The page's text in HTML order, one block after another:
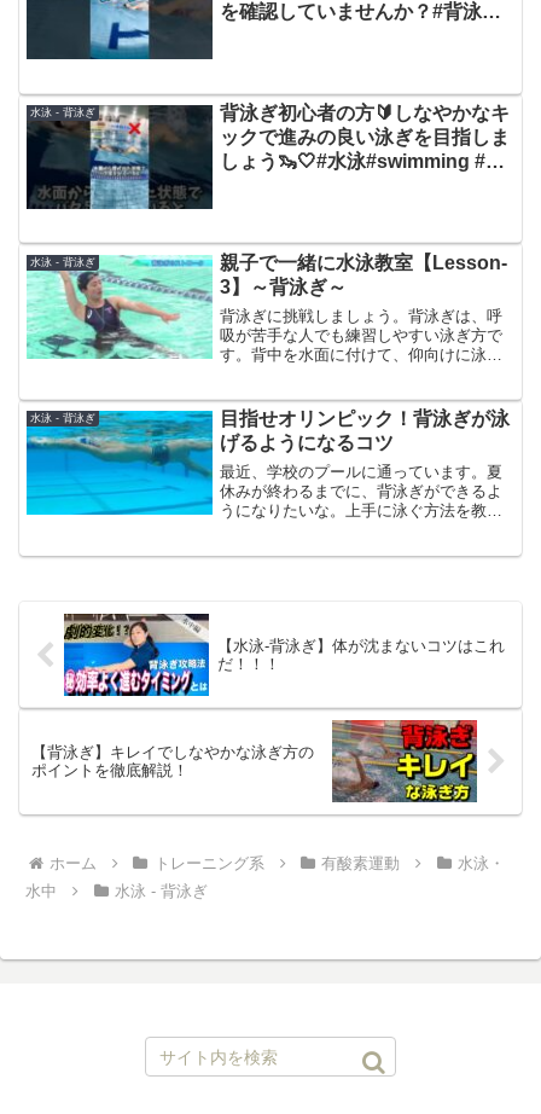
を確認していませんか？#背泳ぎ#
水泳 - 背泳ぎ
背泳ぎ初心者の方🔰しなやかなキ
ックで進みの良い泳ぎを目指しま
しょう🦦🤍#水泳#swimming #プ
水泳 - 背泳ぎ
親子で一緒に水泳教室【Lesson-
3】～背泳ぎ～
背泳ぎに挑戦しましょう。背泳ぎは、呼
吸が苦手な人でも練習しやすい泳ぎ方で
す。背中を水面に付けて、仰向けに泳ぎ
ら、マスターしやすい泳ぎ方です。
水泳 - 背泳ぎ
目指せオリンピック！背泳ぎが泳
げるようになるコツ
最近、学校のプールに通っています。夏
休みが終わるまでに、背泳ぎができるよ
うになりたいな。上手に泳ぐ方法を教え
【水泳-背泳ぎ】体が沈まないコツはこれ
だ！！！
【背泳ぎ】キレイでしなやかな泳ぎ方の
ポイントを徹底解説！
ホーム トレーニング系 有酸素運動
水泳・
水中
水泳 - 背泳ぎ